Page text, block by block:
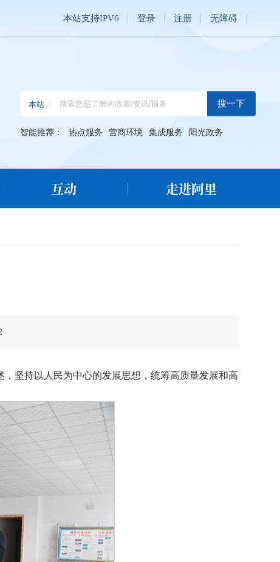
本站支持IPV6 登录 注册 无障碍
智能推荐： 热点服务 营商环境 集成服务 阳光政务
互动 走进阿里
坚持以人民为中心的发展思想，统筹高质量发展和高